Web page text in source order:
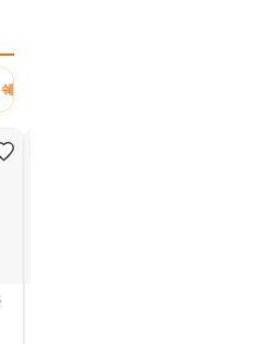
로, 이에 따른 일정액의 수수료